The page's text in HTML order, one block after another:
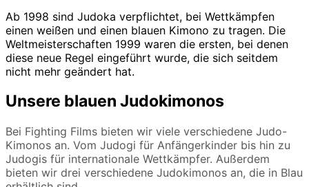
Ab 1998 sind Judoka verpflichtet, bei Wettkämpfen
einen weißen und einen blauen Kimono zu tragen. Die
Weltmeisterschaften 1999 waren die ersten, bei denen
diese neue Regel eingeführt wurde, die sich seitdem
nicht mehr geändert hat.
Unsere blauen Judokimonos
Bei Fighting Films bieten wir viele verschiedene Judo-
Kimonos an. Vom Judogi für Anfängerkinder bis hin zu
Judogis für internationale Wettkämpfer. Außerdem
bieten wir drei verschiedene Judokimonos an, die in Blau